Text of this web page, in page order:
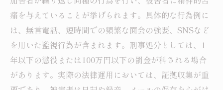
痛を与えていることが挙げられます。具体的な行為例に
は、無言電話、短時間での頻繁な面会の強要、SNSなど
を用いた監視行為が含まれます。刑事処分としては、1
年以下の懲役または100万円以下の罰金が科される場合
があります。実際の法律運用においては、証拠収集が重